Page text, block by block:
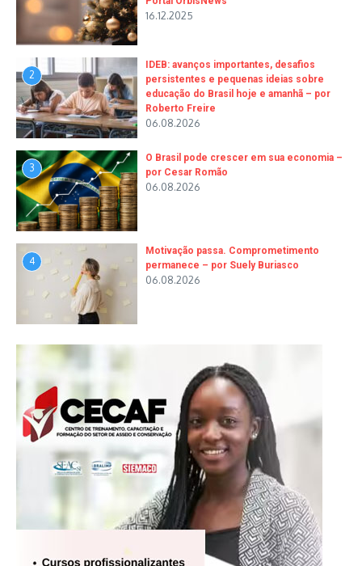
16.12.2025
2
IDEB: avanços importantes, desafios
persistentes e pequenas ideias sobre
educação do Brasil hoje e amanhã – por
Roberto Freire
06.08.2026
3
O Brasil pode crescer em sua economia –
por Cesar Romão
06.08.2026
4
Motivação passa. Comprometimento
permanece – por Suely Buriasco
06.08.2026